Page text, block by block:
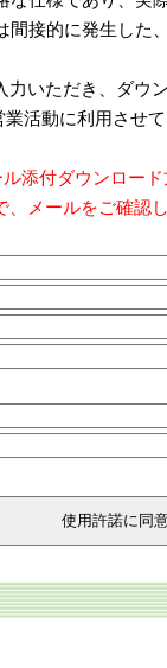
接的に発生した
いただき、ダウ
活動に利用させて
添付ダウンロー
メールをご確認